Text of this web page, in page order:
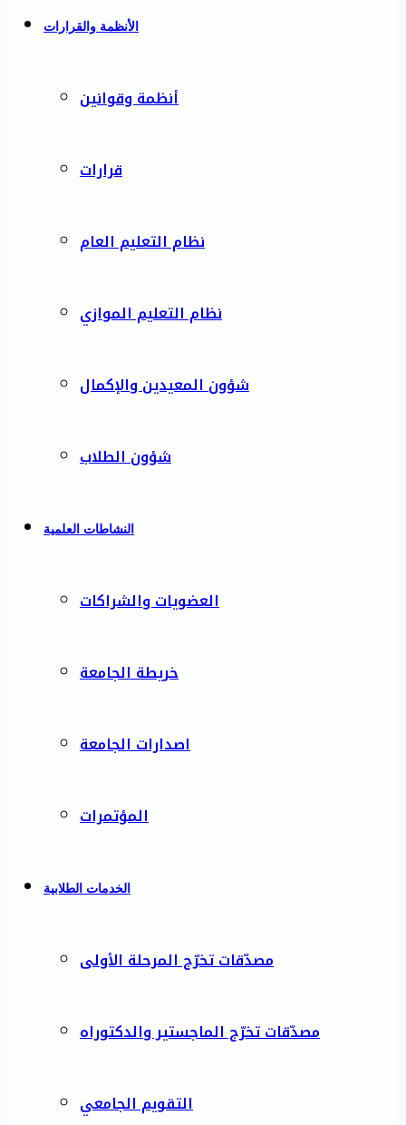
الأنظمة والقرارات
أنظمة وقوانين
قرارات
نظام التعليم العام
نظام التعليم الموازي
شؤون المعيدين والإكمال
شؤون الطلاب
النشاطات العلمية
العضويات والشراكات
خريطة الجامعة
اصدارات الجامعة
المؤتمرات
الخدمات الطلابية
مصدّقات تخرّج المرحلة الأولى
مصدّقات تخرّج الماجستير والدكتوراه
التقويم الجامعي